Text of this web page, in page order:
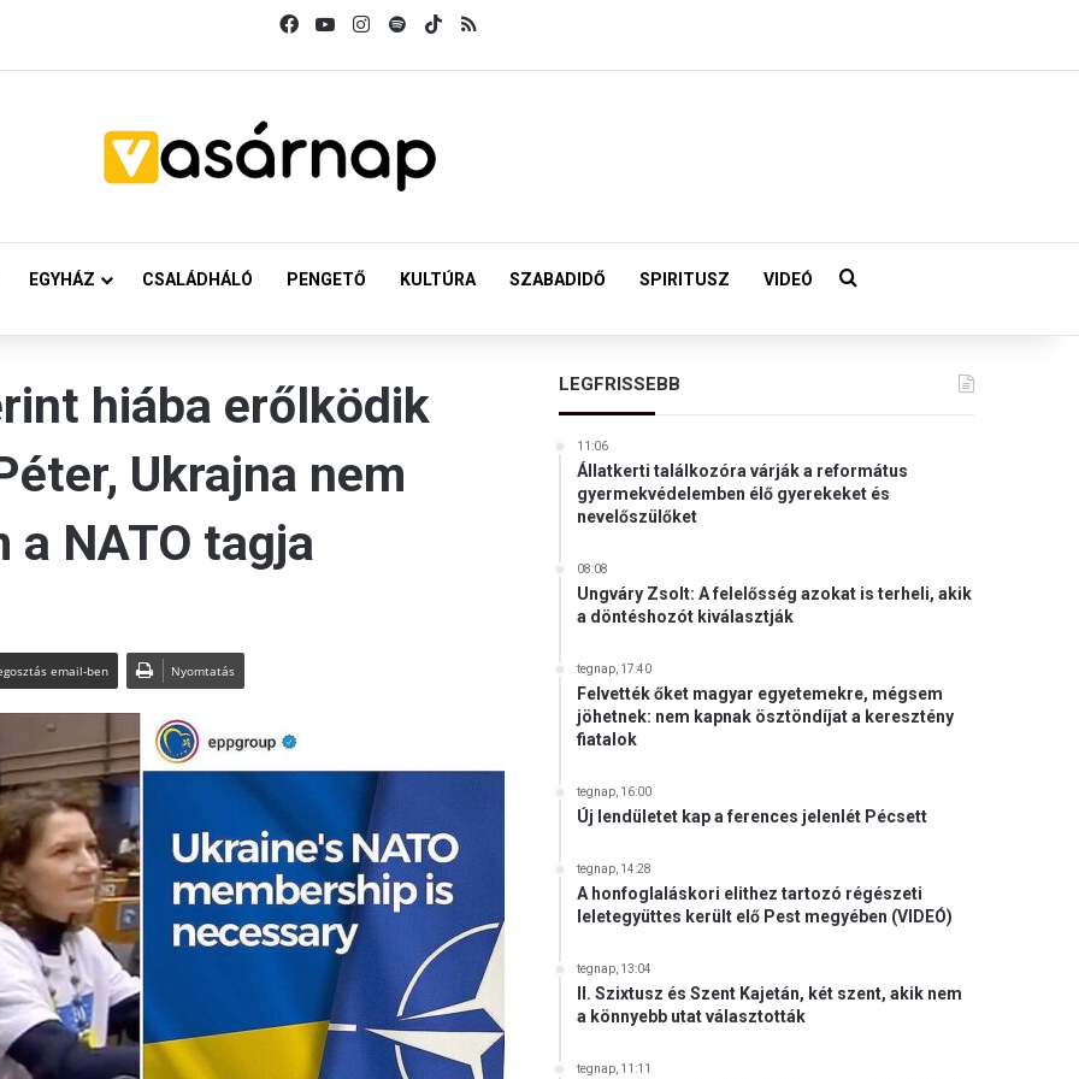
FacebookYouTubeInstagram
SpotifyTikTok
EGYHÁZ CSALÁDHÁLÓ PENGETŐ KULTÚRA SZABADIDŐ SPIRITUSZ VIDEÓ Keresés:
hiába erőlködik
Ukrajna nem
a NATO tagja
email-ben Nyomtatás
LEGFRISSEBB
11:06
Állatkerti találkozóra várják a református
gyermekvédelemben élő gyerekeket és
nevelőszülőket
08:08
Ungváry Zsolt: A felelősség azokat is terheli, akik
a döntéshozót kiválasztják
tegnap, 17:40
Felvették őket magyar egyetemekre, mégsem
jöhetnek: nem kapnak ösztöndíjat a keresztény
fiatalok
tegnap, 16:00
Új lendületet kap a ferences jelenlét Pécsett
tegnap, 14:28
A honfoglaláskori elithez tartozó régészeti
leletegyüttes került elő Pest megyében (VIDEÓ)
tegnap, 13:04
II. Szixtusz és Szent Kajetán, két szent, akik nem
a könnyebb utat választották
tegnap, 11:11